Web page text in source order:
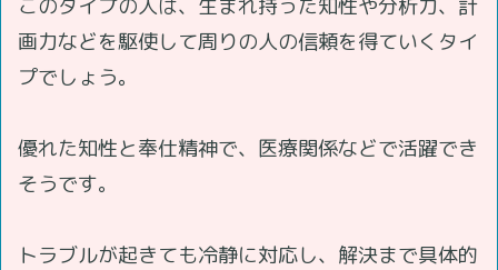
このタイプの人は、生まれ持った知性や分析力、計
画力などを駆使して周りの人の信頼を得ていくタイ
プでしょう。
優れた知性と奉仕精神で、医療関係などで活躍でき
そうです。
トラブルが起きても冷静に対応し、解決まで具体的